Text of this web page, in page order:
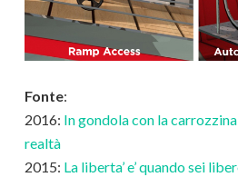
Fonte:
2016: In gondola con la
realtà
2015: La liberta’ e’ quando sei